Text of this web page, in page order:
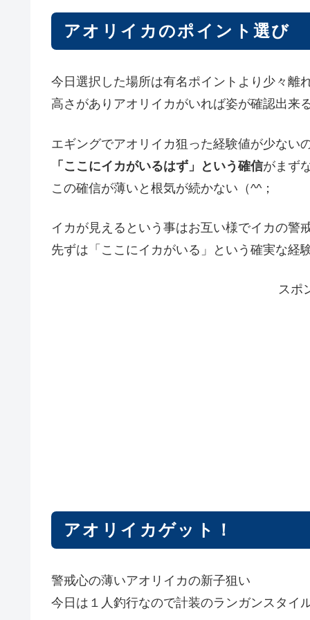
アオリイカのポイント選び
今日選択した場所は有名ポイントより少々離
高さがありアオリイカがいれば姿が確認出来
エギングでアオリイカ狙った経験値が少ない
「ここにイカがいるはず」という確信がまず
この確信が薄いと根気が続かない（^^；
イカが見えるという事はお互い様でイカの警
先ずは「ここにイカがいる」という確実な経
スポ
アオリイカゲット！
警戒心の薄いアオリイカの新子狙い
今日は１人釣行なので計装のランガンスタイ